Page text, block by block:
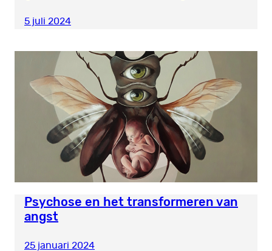
5 juli 2024
Psychose en het transformeren van
angst
25 januari 2024